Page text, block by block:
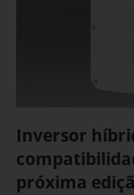
Inversor
próxima